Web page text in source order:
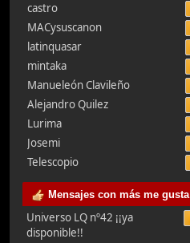
castro
MACysuscanon
latinquasar
mintaka
Manueleón Clavileño
Alejandro Quilez
Lurima
Josemi
Telescopio
Mensajes con más me gusta
Universo LQ nº42 ¡¡ya
disponible!!